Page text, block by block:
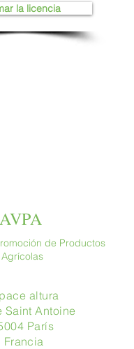
la licencia
AVPA
de Productos
Agrícolas
altura
Saint Antoine
París
​ Francia